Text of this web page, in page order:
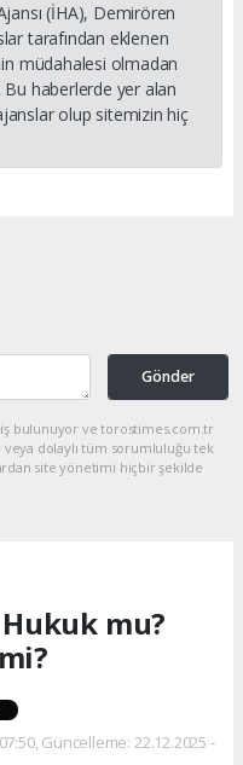
(İHA), Demirören
tarafından eklenen
müdahalesi olmadan
haberlerde yer alan
olup sitemizin hiç
Gönder
bulunuyor ve torostimes.com.tr
veya dolaylı tüm sorumluluğu tek
site yönetimi hiçbir şekilde
mu?
Güncelleme: 22.12.2025 -